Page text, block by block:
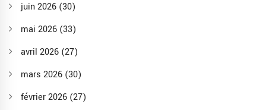
juin 2026 (30)
mai 2026 (33)
avril 2026 (27)
mars 2026 (30)
février 2026 (27)